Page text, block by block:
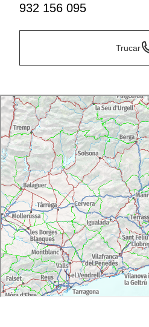
932 156 095
Trucar